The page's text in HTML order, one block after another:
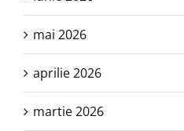
mai 2026
aprilie 2026
martie 2026